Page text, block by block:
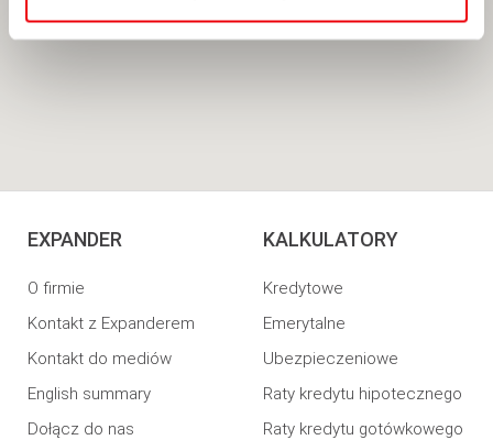
EXPANDER
O firmie
Kontakt z Expanderem
Kontakt do mediów
English summary
Dołącz do nas
KALKULATORY
Kredytowe
Emerytalne
Ubezpieczeniowe
Raty kredytu hipotecznego
Raty kredytu gotówkowego